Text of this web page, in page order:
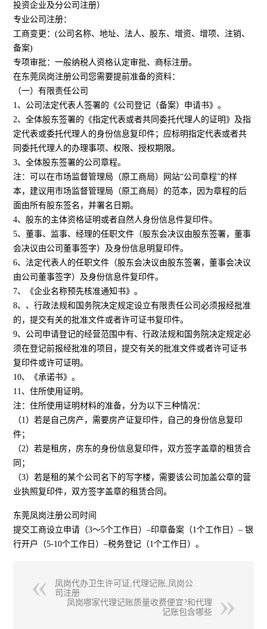
投资企业及分公司注册）
专业公司注册：
工商变更：(公司名称、地址、法人、股东、增资、增项、注销、
备案)
专项审批：一般纳税人资格认定审批、商标注册。
在东莞凤岗注册公司您需要提前准备的资料：
（一）有限责任公司
1、公司法定代表人签署的《公司登记（备案）申请书》。
2、全体股东签署的《指定代表或者共同委托代理人的证明》及指
定代表或委托代理人的身份信息复印件；应标明指定代表或者共
同委托代理人的办理事项、权限、授权期限。
3、全体股东签署的公司章程。
注：可以在市场监督管理局（原工商局）网站“公司章程”的样
本，建议用市场监督管理局（原工商局）的范本，因为章程的后
面由所有股东签名，并署名日期。
4、股东的主体资格证明或者自然人身份信息件复印件。
5、董事、监事、经理的任职文件（股东会决议由股东签署，董事
会决议由公司董事签字）及身份信息明复印件。
6、法定代表人的任职文件（股东会决议由股东签署，董事会决议
由公司董事签字）及身份信息件复印件。
7、《企业名称预先核准通知书》。
8、、行政法规和国务院决定规定设立有限责任公司必须报经批准
的，提交有关的批准文件或者许可证书复印件。
9、公司申请登记的经营范围中有、行政法规和国务院决定规定必
须在登记前报经批准的项目，提交有关的批准文件或者许可证书
复印件或许可证明。
10、《承诺书》。
11、住所使用证明。
注：住所使用证明材料的准备，分为以下三种情况：
（1）若是自己房产，需要房产证复印件，自己的身份信息复印
件；
（2）若是租房，房东的身份信息复印件，双方签字盖章的租赁合
同；
（3）若是租的某个公司名下的写字楼，需要该公司加盖公章的营
业执照复印件，双方签字盖章的租赁合同。
东莞凤岗注册公司时间
提交工商设立申请（3～5个工作日）–印章备案（1个工作日）– 银
行开户（5-10个工作日）–税务登记（1个工作日）。
凤岗代办卫生许可证,代理记账,凤岗公
司注册
凤岗哪家代理记账质量收费便宜?和代理
记账包含哪些